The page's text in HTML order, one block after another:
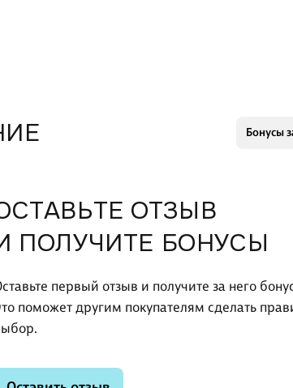
Бонусы
ОТЗЫВ
ПОЛУЧИТЕ БОНУСЫ
первый отзыв и получите за него
поможет другим покупателям сделать